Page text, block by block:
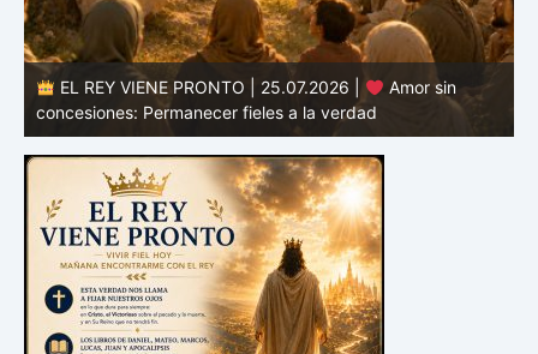
EL REY VIENE PRONTO | 24.07.2026 |
Valor para
defender la verdad: Permanecer fieles en tiempos de
confusión